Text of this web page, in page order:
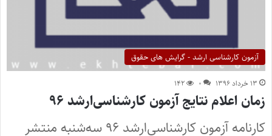
آزمون کارشناسی ارشد - گرایش های حقوق
۱۳ خرداد ۱۳۹۶ ۰ ۱۴۲
زمان اعلام نتایج آزمون کارشناسی‌ارشد ۹۶
کارنامه آزمون کارشناسی‌ارشد ۹۶ سه‌شنبه منتشر